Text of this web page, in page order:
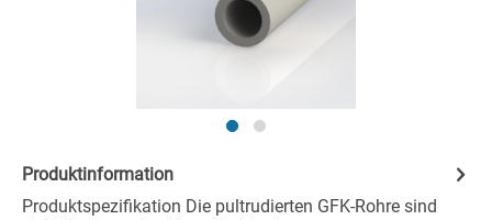
Produktinformation
Produktspezifikation Die pultrudierten GFK-Rohre sind